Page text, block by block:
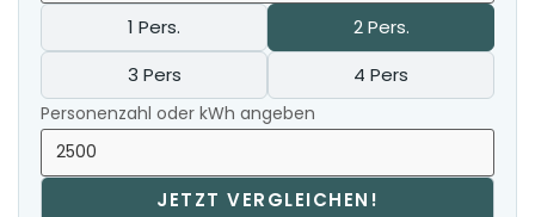
1 Pers.
2 Pers.
3 Pers
4 Pers
Personenzahl oder kWh angeben
JETZT VERGLEICHEN!